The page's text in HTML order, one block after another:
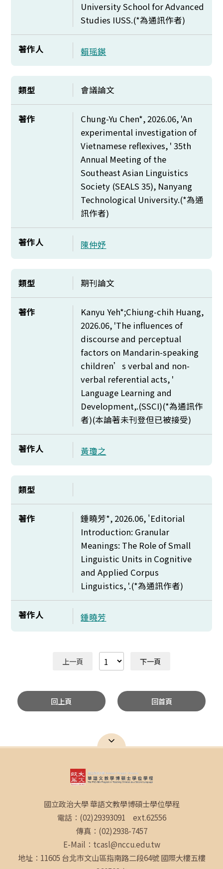
University School for Advanced
Studies IUSS.(*為通訊作者)
著作人 賴瑶鍈
類型 會議論文
著作
Chung-Yu Chen*, 2026.06, 'An
experimental investigation of
Vietnamese reflexives, ' 35th
Annual Meeting of the
Southeast Asian Linguistics
Society (SEALS 35), Nanyang
Technological University.(*為通
訊作者)
著作人 陳仲妤
類型 期刊論文
著作
Kanyu Yeh*;Chiung-chih Huang,
2026.06, 'The influences of
discourse and perceptual
factors on Mandarin-speaking
children’s verbal and non-
verbal referential acts, '
Language Learning and
Development,.(SSCI)(*為通訊作
者)(本論著未刊登但已被接受)
著作人 黃瓊之
類型
著作 鍾曉芳*, 2026.06, 'Editorial
Introduction: Granular
Meanings: The Role of Small
Linguistic Units in Cognitive
and Applied Corpus
Linguistics, '.(*為通訊作者)
著作人 鍾曉芳
上一頁 下一頁
回上頁 回首頁
國立政治大學 華語文教學博碩士學位學程
電話：(02)29393091 ext.62556
傳真：(02)2938-7457
E-Mail：tcasl@nccu.edu.tw
地址：11605 台北市文山區指南路二段64號 國際大樓五樓